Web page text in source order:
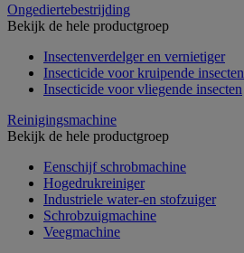
Ongediertebestrijding
Bekijk de hele productgroep
Insectenverdelger en vernietiger
Insecticide voor kruipende insecten
Insecticide voor vliegende insecten
Reinigingsmachine
Bekijk de hele productgroep
Eenschijf schrobmachine
Hogedrukreiniger
Industriele water-en stofzuiger
Schrobzuigmachine
Veegmachine